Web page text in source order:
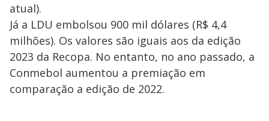
atual).
Já a LDU embolsou 900 mil dólares (R$ 4,4
milhões). Os valores são iguais aos da edição
2023 da Recopa. No entanto, no ano passado, a
Conmebol aumentou a premiação em
comparação a edição de 2022.